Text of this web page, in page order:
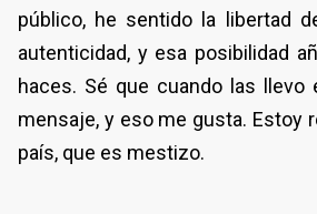
público, he sentido la libertad
autenticidad, y esa posibilidad
haces. Sé que cuando las llevo
mensaje, y eso me gusta. Estoy
país, que es mestizo.